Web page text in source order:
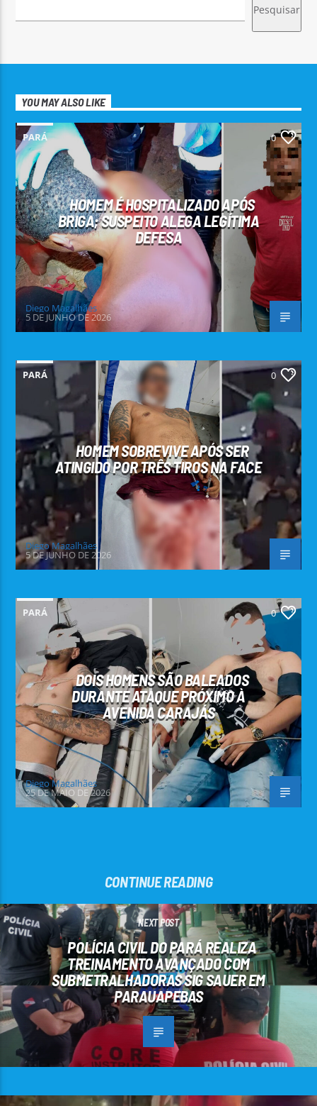
Pesquisar
YOU MAY ALSO LIKE
PARÁ 0
HOMEM É HOSPITALIZADO APÓS
BRIGA; SUSPEITO ALEGA LEGÍTIMA
DEFESA
Diego Magalhães
5 DE JUNHO DE 2026
PARÁ 0
HOMEM SOBREVIVE APÓS SER
ATINGIDO POR TRÊS TIROS NA FACE
Diego Magalhães
5 DE JUNHO DE 2026
PARÁ 0
DOIS HOMENS SÃO BALEADOS
DURANTE ATAQUE PRÓXIMO À
AVENIDA CARAJÁS
Diego Magalhães
25 DE MAIO DE 2026
CONTINUE READING
NEXT POST
POLÍCIA CIVIL DO PARÁ REALIZA
TREINAMENTO AVANÇADO COM
SUBMETRALHADORAS SIG SAUER EM
PARAUAPEBAS